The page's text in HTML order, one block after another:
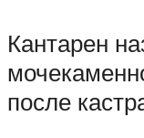
Кантарен
после